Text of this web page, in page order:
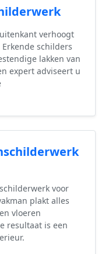
verhoogt
schilders
lakken van
expert adviseert u
voor
plakt alles
vloeren
resultaat is een